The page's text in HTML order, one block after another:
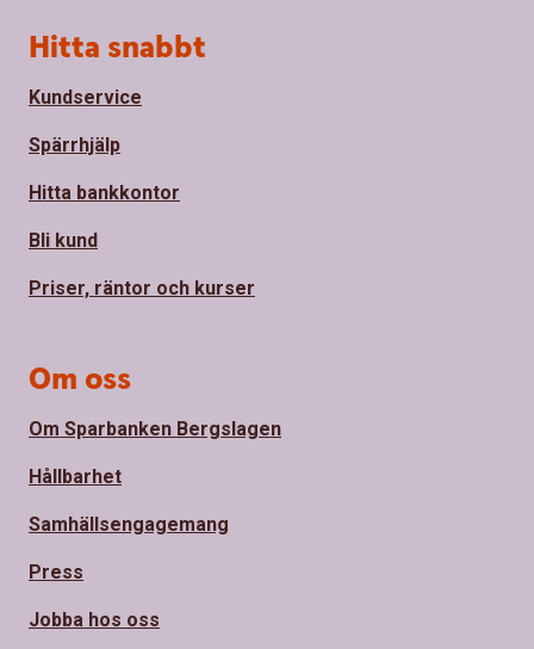
Sidfot
Hitta snabbt
Kundservice
Spärrhjälp
Hitta bankkontor
Bli kund
Priser, räntor och kurser
Om oss
Om Sparbanken Bergslagen
Hållbarhet
Samhällsengagemang
Press
Jobba hos oss